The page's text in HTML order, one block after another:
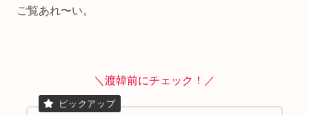
ご覧あれ〜い。
＼渡韓前にチェック！／